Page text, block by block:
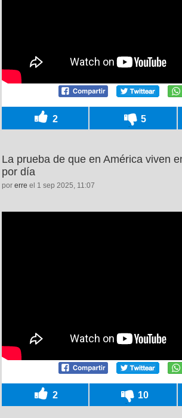
2 5
La prueba de que en América viven
por día
por erre el 1 sep 2025, 11:07
2 10